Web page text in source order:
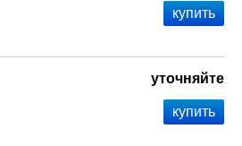
уточняйте